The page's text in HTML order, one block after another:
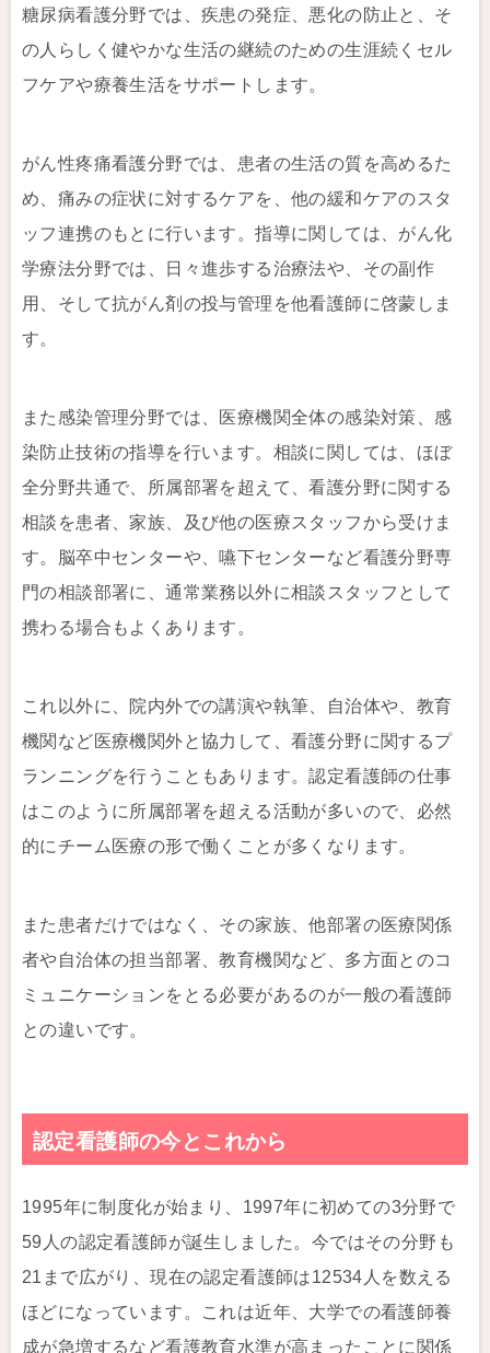
糖尿病看護分野では、疾患の発症、悪化の防止と、そ
の人らしく健やかな生活の継続のための生涯続くセル
フケアや療養生活をサポートします。
がん性疼痛看護分野では、患者の生活の質を高めるた
め、痛みの症状に対するケアを、他の緩和ケアのスタ
ッフ連携のもとに行います。指導に関しては、がん化
学療法分野では、日々進歩する治療法や、その副作
用、そして抗がん剤の投与管理を他看護師に啓蒙しま
す。
また感染管理分野では、医療機関全体の感染対策、感
染防止技術の指導を行います。相談に関しては、ほぼ
全分野共通で、所属部署を超えて、看護分野に関する
相談を患者、家族、及び他の医療スタッフから受けま
す。脳卒中センターや、嚥下センターなど看護分野専
門の相談部署に、通常業務以外に相談スタッフとして
携わる場合もよくあります。
これ以外に、院内外での講演や執筆、自治体や、教育
機関など医療機関外と協力して、看護分野に関するプ
ランニングを行うこともあります。認定看護師の仕事
はこのように所属部署を超える活動が多いので、必然
的にチーム医療の形で働くことが多くなります。
また患者だけではなく、その家族、他部署の医療関係
者や自治体の担当部署、教育機関など、多方面とのコ
ミュニケーションをとる必要があるのが一般の看護師
との違いです。
認定看護師の今とこれから
1995年に制度化が始まり、1997年に初めての3分野で
59人の認定看護師が誕生しました。今ではその分野も
21まで広がり、現在の認定看護師は12534人を数える
ほどになっています。これは近年、大学での看護師養
成が急増するなど看護教育水準が高まったことに関係